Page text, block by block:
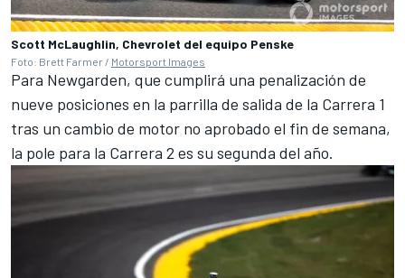
Scott McLaughlin, Chevrolet del equipo Penske
Foto: Brett Farmer / Motorsport Images
Para Newgarden, que cumplirá una penalización de
nueve posiciones en la parrilla de salida de la Carrera 1
tras un cambio de motor no aprobado el fin de semana,
la pole para la Carrera 2 es su segunda del año.